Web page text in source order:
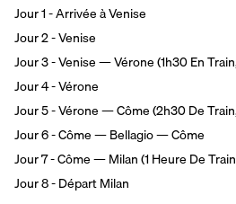
Jour 1 - Arrivée à Venise
Jour 2 - Venise
Jour 3 - Venise — Vérone (1h30 En
Jour 4 - Vérone
Jour 5 - Vérone — Côme (2h30 De
Jour 6 - Côme — Bellagio — Côme
Jour 7 - Côme — Milan (1 Heure De
Jour 8 - Départ Milan